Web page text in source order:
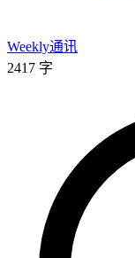
Weekly通讯
2417 字